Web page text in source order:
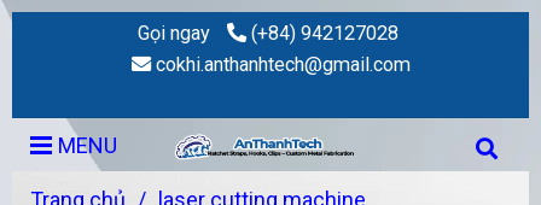
Gọi ngay
(+84) 942127028
cokhi.anthanhtech@gmail.com
MENU
Trang chủ / laser cutting machine